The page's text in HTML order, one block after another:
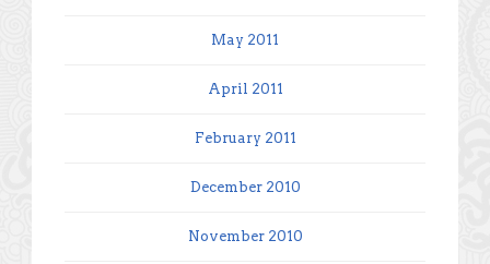
May 2011
April 2011
February 2011
December 2010
November 2010